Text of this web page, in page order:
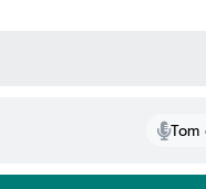
Tom